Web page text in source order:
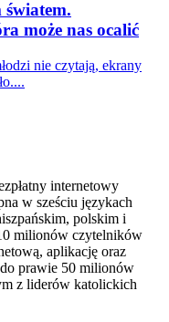
światem.
może nas ocalić
nie czytają, ekrany
internetowy
w sześciu językach
polskim i
milionów czytelników
aplikację oraz
do prawie 50 milionów
z liderów katolickich